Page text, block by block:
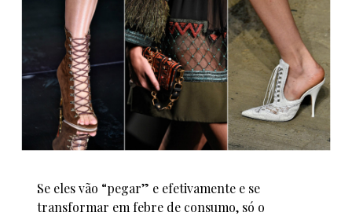
Se eles vão “pegar” e efetivamente e se
transformar em febre de consumo, só o